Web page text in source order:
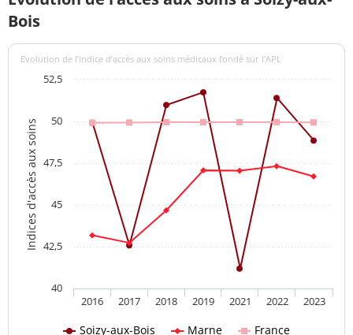
Bois
Indices d'accès aux soins
Evolution de l’indice d’accès aux soins médicaux fondé sur l'APL
Soizy-aux-Bois Marne France
2016 2017 2018 2019 2021 2022 2023
40
42,5
45
47,5
50
52,5